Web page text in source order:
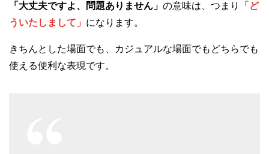
「大丈夫ですよ、問題ありません」 の意味は、つまり
「ど
ういたしまして」 になります。
きちんとした場面でも、カジュアルな場面でもどちらでも
使える便利な表現です。